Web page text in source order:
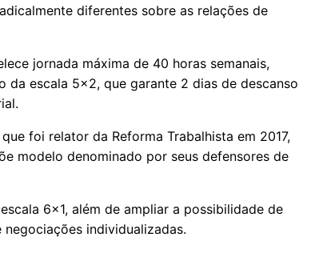
diferentes sobre as relações de
jornada máxima de 40 horas semanais,
da escala 5x2, que garante 2 dias de descanso
foi relator da Reforma Trabalhista em 2017,
modelo denominado por seus defensores de
6x1, além de ampliar a possibilidade de
individualizadas.